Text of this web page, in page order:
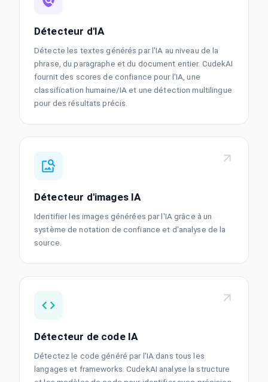
Détecteur d'IA
Détecte les textes générés par l'IA au niveau de la
phrase, du paragraphe et du document entier. CudekAI
fournit des scores de confiance pour l'IA, une
classification humaine/IA et une détection multilingue
pour des résultats précis.
Détecteur d'images IA
Identifier les images générées par l'IA grâce à un
système de notation de confiance et d'analyse de la
source.
Détecteur de code IA
Détectez le code généré par l'IA dans tous les
langages et frameworks. CudekAI analyse la structure